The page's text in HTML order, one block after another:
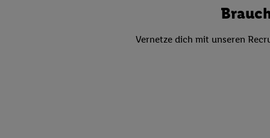
Vernetze dich mit unseren
oder Zugriff auf
von Zielgruppen
reduzierter Daten